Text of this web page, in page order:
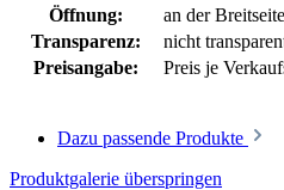
Öffnung:
an der Breitseite
Transparenz:
nicht
Preisangabe:
Preis je
Dazu passende Produkte
Produktgalerie überspringen